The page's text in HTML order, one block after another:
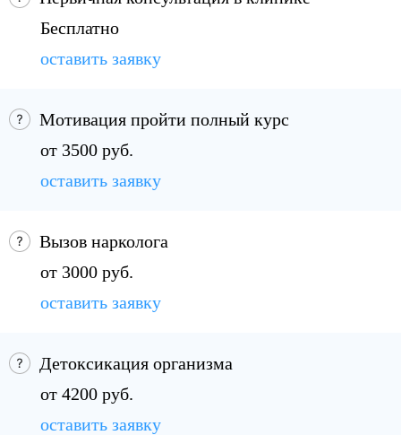
Бесплатно
оставить заявку
Мотивация пройти полный курс
от 3500 руб.
оставить заявку
Вызов нарколога
от 3000 руб.
оставить заявку
Детоксикация организма
от 4200 руб.
оставить заявку